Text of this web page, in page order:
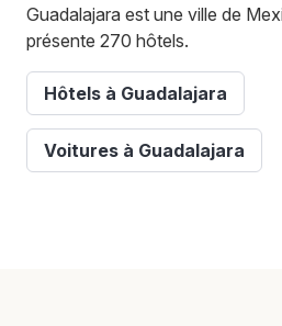
Guadalajara est une ville de
présente 270 hôtels.
Hôtels à Guadalajara
Voitures à Guadalajara